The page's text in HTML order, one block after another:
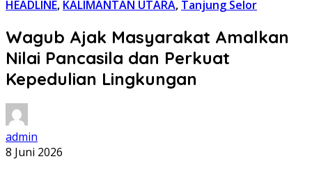
HEADLINE, KALIMANTAN UTARA, Tanjung Selor
Wagub Ajak Masyarakat Amalkan
Nilai Pancasila dan Perkuat
Kepedulian Lingkungan
admin
8 Juni 2026